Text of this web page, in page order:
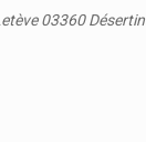
03360